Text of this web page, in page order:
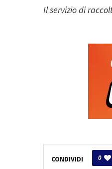
Il servizio di
CONDIVIDI 0